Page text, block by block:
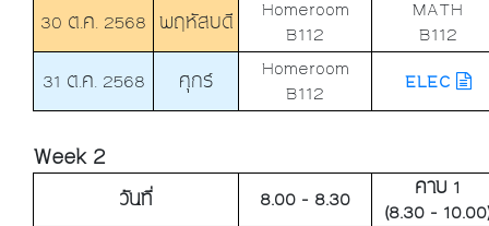
30 ต.ค. 2568 พฤหัสบดี
Homeroom
B112
MATH
B112
31 ต.ค. 2568
ศุกร์
Homeroom
B112
ELEC
Week 2
วันที่ 8.00 - 8.30
คาบ 1
(8.30 -